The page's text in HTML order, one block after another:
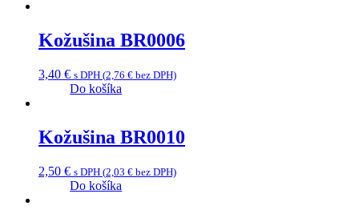
Kožušina BR0006
3,40 € s DPH (2,76 € bez DPH)
Do košíka
Kožušina BR0010
2,50 € s DPH (2,03 € bez DPH)
Do košíka